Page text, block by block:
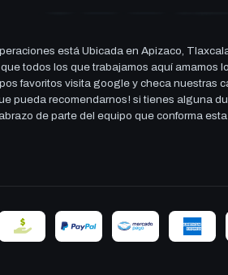
está Ubicada en Apizaco,
todos los que trabajamos aquí amamos
favoritos visita google y checa nuestras
pueda recomendarnos! si tienes alguna
de parte del equipo que conforma